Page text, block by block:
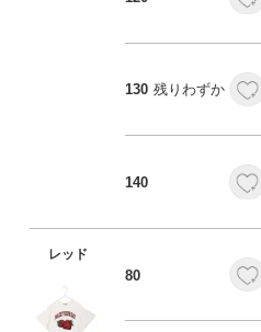
130 残りわずか
140
レッド
80